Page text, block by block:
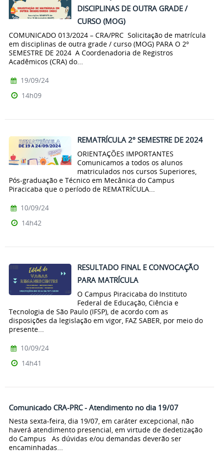
DISCIPLINAS DE OUTRA GRADE /
CURSO (MOG)
COMUNICADO 013/2024 – CRA/PRC Solicitação de matrícula
em disciplinas de outra grade / curso (MOG) PARA O 2º
SEMESTRE DE 2024 A Coordenadoria de Registros
Acadêmicos (CRA) do...
19/09/24
14h09
REMATRÍCULA 2º SEMESTRE DE 2024
ORIENTAÇÕES IMPORTANTES
Comunicamos a todos os alunos
matriculados nos cursos Superiores,
Pós-graduação e Técnico em Mecânica do Campus
Piracicaba que o período de REMATRÍCULA...
10/09/24
14h42
RESULTADO FINAL E CONVOCAÇÃO
PARA MATRÍCULA
O Campus Piracicaba do Instituto
Federal de Educação, Ciência e
Tecnologia de São Paulo (IFSP), de acordo com as
disposições da legislação em vigor, FAZ SABER, por meio do
presente...
10/09/24
14h41
Comunicado CRA-PRC - Atendimento no dia 19/07
Nesta sexta-feira, dia 19/07, em caráter excepcional, não
haverá atendimento presencial, em virtude de dedetização
do Campus As dúvidas e/ou demandas deverão ser
encaminhadas...